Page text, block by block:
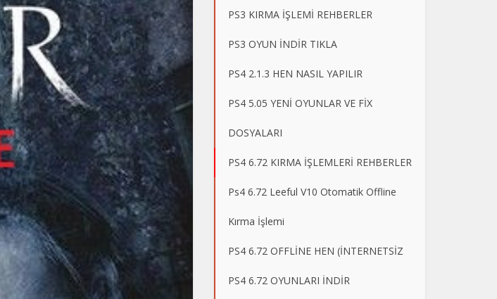
PS3 KIRMA İŞLEMİ REHBERLER
PS3 OYUN İNDİR TIKLA
PS4 2.1.3 HEN NASIL YAPILIR
PS4 5.05 YENİ OYUNLAR VE FİX
DOSYALARI
PS4 6.72 KIRMA İŞLEMLERİ REHBERLER
Ps4 6.72 Leeful V10 Otomatik Offline
Kırma İşlemi
PS4 6.72 OFFLİNE HEN (İNTERNETSİZ
PS4 6.72 OYUNLARI İNDİR